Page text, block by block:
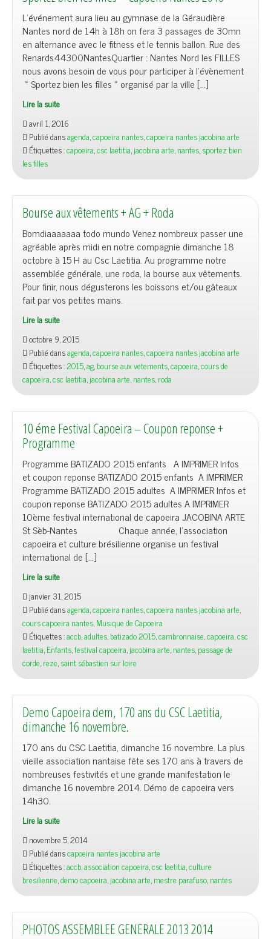
L’événement aura lieu au gymnase de la Géraudière
Nantes nord de 14h à 18h on fera 3 passages de 30mn
en alternance avec le fitness et le tennis ballon. Rue des
Renards44300NantesQuartier : Nantes Nord les FILLES
nous avons besoin de vous pour participer à l’évènement
» Sportez bien les filles » organisé par la ville […]
Lire la suite
avril 1, 2016
Publié dansagenda,capoeira nantes,capoeira nantes jacobina arte
Étiquettes :capoeira,csc laetitia,jacobina arte,nantes,sportez bien
les filles
Bourse aux vêtements + AG + Roda
Bomdiaaaaaaa todo mundo Venez nombreux passer une
agréable après midi en notre compagnie dimanche 18
octobre à 15 H au Csc Laetitia. Au programme notre
assemblée générale, une roda, la bourse aux vêtements.
Pour finir, nous dégusterons les boissons et/ou gâteaux
fait par vos petites mains.
Lire la suite
octobre 9, 2015
Publié dansagenda,capoeira nantes,capoeira nantes jacobina arte
Étiquettes :2015,ag,bourse aux vetements,capoeira,cours de
capoeira,csc laetitia,jacobina arte,nantes,roda
10 éme Festival Capoeira – Coupon reponse +
Programme
Programme BATIZADO 2015 enfants A IMPRIMER Infos
et coupon reponse BATIZADO 2015 enfants A IMPRIMER
Programme BATIZADO 2015 adultes A IMPRIMER Infos et
coupon reponse BATIZADO 2015 adultes A IMPRIMER
10ème festival international de capoeira JACOBINA ARTE
St Sèb-Nantes Chaque année, l’association
capoeira et culture brésilienne organise un festival
international de […]
Lire la suite
janvier 31, 2015
Publié dansagenda,capoeira nantes,capoeira nantes jacobina arte,
cours capoeira nantes,Musique de Capoeira
Étiquettes :accb,adultes,batizado 2015,cambronnaise,capoeira,csc
laetitia,Enfants,festival capoeira,jacobina arte,nantes,passage de
corde,reze,saint sébastien sur loire
Demo Capoeira dem, 170 ans du CSC Laetitia,
dimanche 16 novembre.
170 ans du CSC Laetitia, dimanche 16 novembre. La plus
vieille association nantaise fête ses 170 ans à travers de
nombreuses festivités et une grande manifestation le
dimanche 16 novembre 2014. Démo de capoeira vers
14h30.
Lire la suite
novembre 5, 2014
Publié danscapoeira nantes jacobina arte
Étiquettes :accb,association capoeira,csc laetitia,culture
bresilienne,demo capoeira,jacobina arte,mestre parafuso,nantes
PHOTOS ASSEMBLEE GENERALE 2013 2014